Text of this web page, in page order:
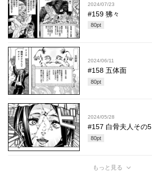
2024/07/23
#159 狒々
80pt
2024/06/11
#158 五体面
80pt
2024/05/28
#157 白骨夫人その5
80pt
もっと見る